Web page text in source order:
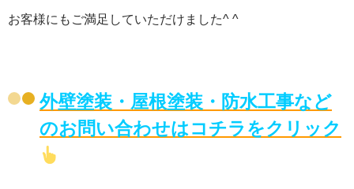
お客様にもご満足していただけました^ ^
外壁塗装・屋根塗装・防水工事など
のお問い合わせはコチラをクリック